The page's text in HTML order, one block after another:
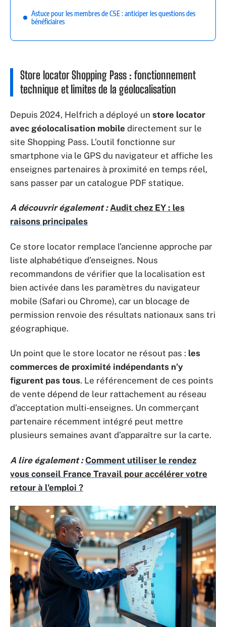
Astuce pour les membres de CSE : anticiper les questions des
bénéficiaires
Store locator Shopping Pass : fonctionnement
technique et limites de la géolocalisation
Depuis 2024, Helfrich a déployé un store locator
avec géolocalisation mobile directement sur le
site Shopping Pass. L’outil fonctionne sur
smartphone via le GPS du navigateur et affiche les
enseignes partenaires à proximité en temps réel,
sans passer par un catalogue PDF statique.
A découvrir également : Audit chez EY : les
raisons principales
Ce store locator remplace l’ancienne approche par
liste alphabétique d’enseignes. Nous
recommandons de vérifier que la localisation est
bien activée dans les paramètres du navigateur
mobile (Safari ou Chrome), car un blocage de
permission renvoie des résultats nationaux sans tri
géographique.
Un point que le store locator ne résout pas : les
commerces de proximité indépendants n’y
figurent pas tous. Le référencement de ces points
de vente dépend de leur rattachement au réseau
d’acceptation multi-enseignes. Un commerçant
partenaire récemment intégré peut mettre
plusieurs semaines avant d’apparaître sur la carte.
A lire également : Comment utiliser le rendez
vous conseil France Travail pour accélérer votre
retour à l'emploi ?